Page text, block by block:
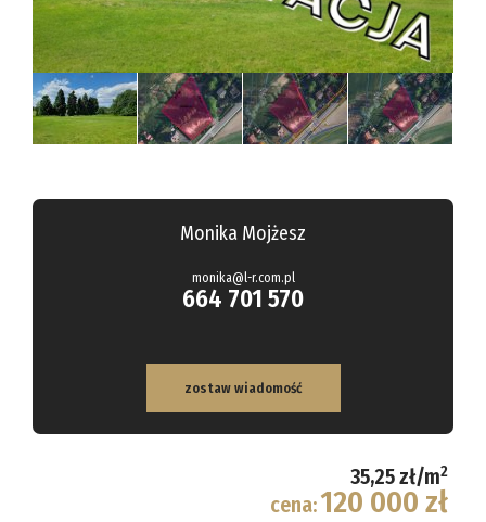
Obiekty
Kontakt
Monika Mojżesz
monika@l-r.com.pl
664 701 570
zostaw wiadomość
35,25 zł/m2
cena:120 000 zł